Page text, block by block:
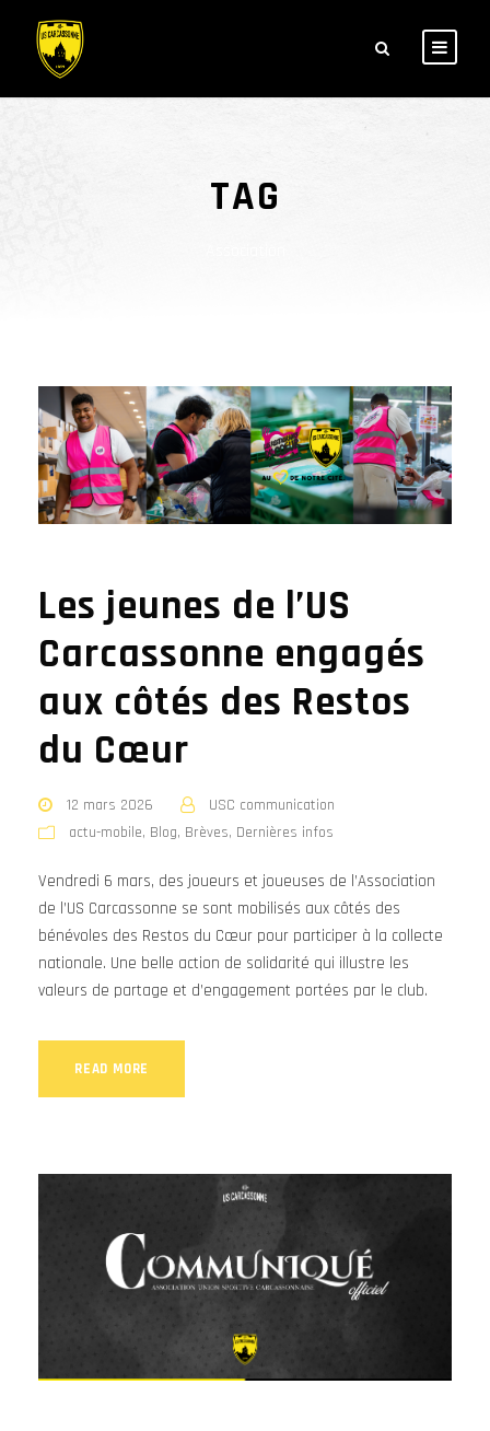
TAG
Les jeunes de l’US
Carcassonne engagés
aux côtés des Restos
du Cœur
12 mars 2026
USC communication
actu-mobile, Blog, Brèves, Dernières infos
Vendredi 6 mars, des joueurs et joueuses de l’Association
de l’US Carcassonne se sont mobilisés aux côtés des
bénévoles des Restos du Cœur pour participer à la collecte
nationale. Une belle action de solidarité qui illustre les
valeurs de partage et d’engagement portées par le club.
READ MORE